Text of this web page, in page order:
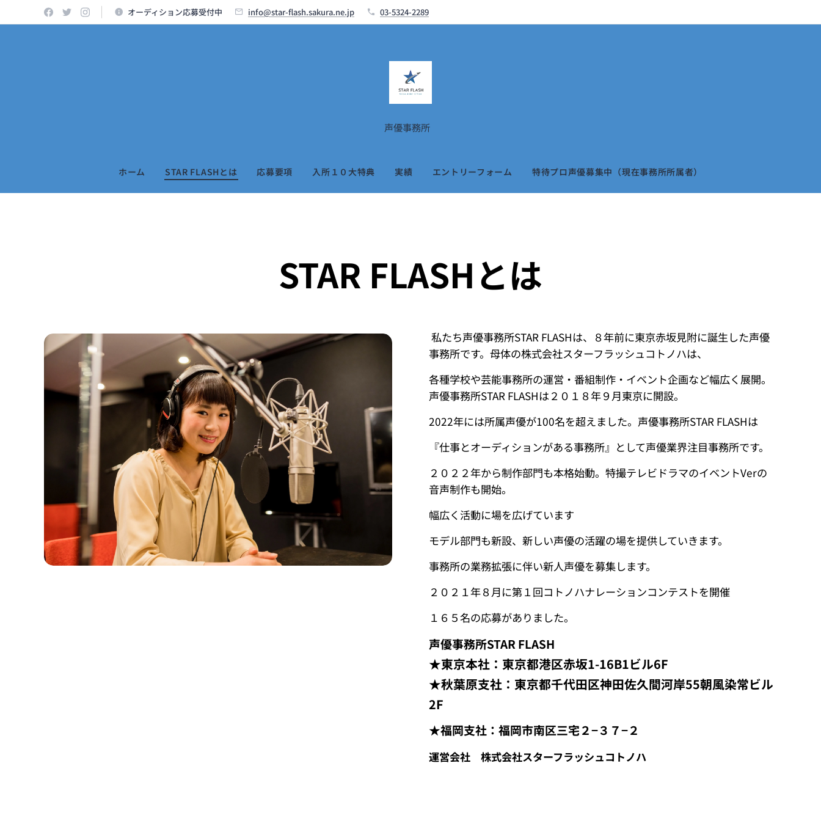
オーディション応募受付中 info@star-flash.sakura.ne.jp 03-5324-2289
声優事務所
ホーム STAR FLASHとは 応募要項 入所１０大特典 実績 エントリーフォーム 特待プロ声優募集中（現在事務所所属者）
STAR FLASHとは
私たち声優事務所STAR FLASHは、８年前に東京赤坂見附に誕生した声優
事務所です。母体の株式会社スターフラッシュコトノハは、
各種学校や芸能事務所の運営・番組制作・イベント企画など幅広く展開。
声優事務所STAR FLASHは２０１８年９月東京に開設。
2022年には所属声優が100名を超えました。声優事務所STAR FLASHは
『仕事とオーディションがある事務所』として声優業界注目事務所です。
２０２２年から制作部門も本格始動。特撮テレビドラマのイベントVerの
音声制作も開始。
幅広く活動に場を広げています
モデル部門も新設、新しい声優の活躍の場を提供していきます。
事務所の業務拡張に伴い新人声優を募集します。
２０２１年８月に第１回コトノハナレーションコンテストを開催
１６５名の応募がありました。
声優事務所STAR FLASH
★東京本社：東京都港区赤坂1-16B1ビル6F
★秋葉原支社：東京都千代田区神田佐久間河岸55朝風染常ビル
2F
★福岡支社：福岡市南区三宅２−３７−２
運営会社 株式会社スターフラッシュコトノハ